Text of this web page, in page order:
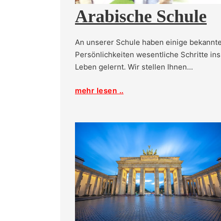
Arabische Schule
An unserer Schule haben einige
Persönlichkeiten wesentliche Schritte ins
Leben gelernt. Wir stellen Ihnen…
mehr lesen ..